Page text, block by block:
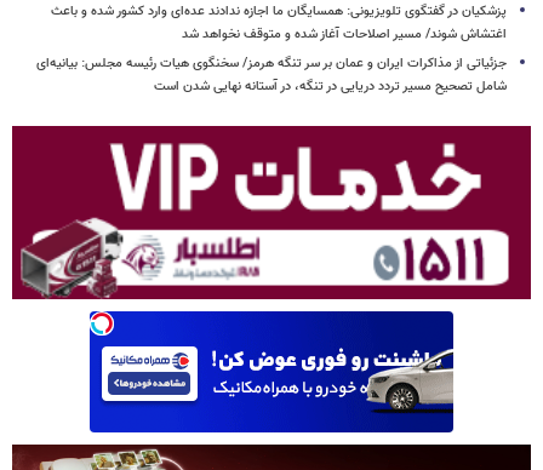
پزشکیان در گفتگوی تلویزیونی: همسایگان ما اجازه ندادند عده‌ای وارد کشور شده و باعث
اغتشاش شوند/ مسیر اصلاحات آغاز شده و متوقف نخواهد شد
جزئیاتی از مذاکرات ایران و عمان بر سر تنگه هرمز/ سخنگوی هیات رئیسه مجلس: بیانیه‌ای
شامل تصحیح مسیر تردد دریایی در تنگه، در آستانه نهایی شدن است